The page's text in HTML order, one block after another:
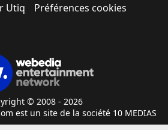
Utiq Préférences cookies
© 2008 - 2026
est un site de la société 10 MEDIAS